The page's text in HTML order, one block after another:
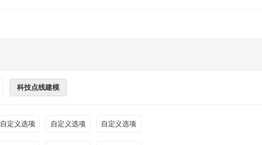
科技点线建模
自定义选项 自定义选项 自定义选项